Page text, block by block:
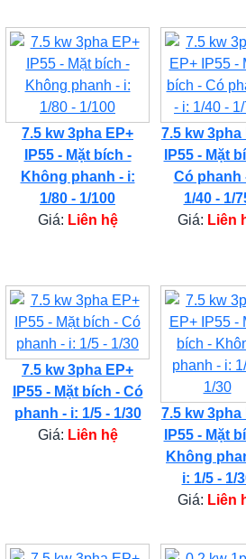
7.5 kw 3pha EP+
IP55 - Mặt bích -
Không phanh - i:
1/80 - 1/100
Giá: Liên hệ
7.5 kw 3pha
IP55 - Mặt
Có phanh
1/40 - 1/
Giá: Liên
7.5 kw 3pha EP+
IP55 - Mặt bích - Có
phanh - i: 1/5 - 1/30
Giá: Liên hệ
7.5 kw 3pha
IP55 - Mặt
Không
i: 1/5 - 1/
Giá: Liên